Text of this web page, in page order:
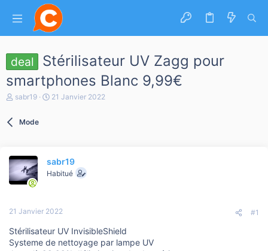
deal
Stérilisateur UV Zagg pour
smartphones Blanc 9,99€
A
d
e
l
a
s
u
s
sabr19
D
é
b
21 Janvier 2022
Mode
sabr19
Habitué
21 Janvier 2022 #1
Stérilisateur UV InvisibleShield
Systeme de nettoyage par lampe UV